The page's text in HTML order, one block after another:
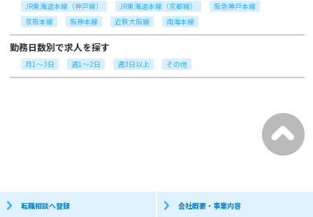
JR東海道本線（神戸線）
JR東海道本線（京都線）
阪急神戸本線
京阪本線
阪神本線 近鉄大阪線 南海本線
勤務日数別で求人を探す
月1～3日 週1～2日 週3日以上 その他
転職相談へ登録 会社概要・事業内容